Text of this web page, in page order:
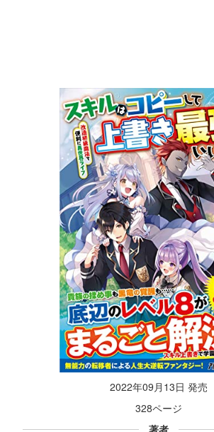
2022年09月13日 発売
328ページ